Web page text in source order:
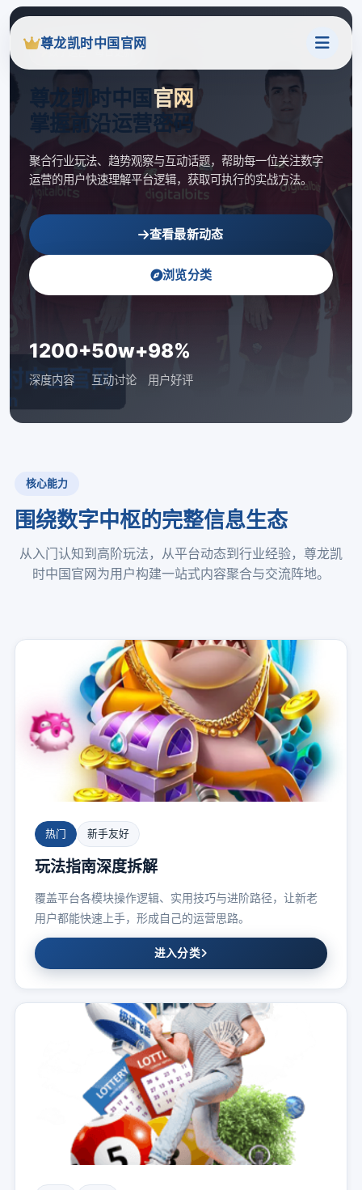
尊龙凯时中国官网
数字运营 · 每日更新
尊龙凯时中国官网
掌握前沿运营密码
聚合行业玩法、趋势观察与互动话题，帮助每一位关注数字
运营的用户快速理解平台逻辑，获取可执行的实战方法。
查看最新动态
浏览分类
1200+
深度内容
50w+
互动讨论
98%
用户好评
核心能力
围绕数字中枢的完整信息生态
从入门认知到高阶玩法，从平台动态到行业经验，尊龙凯
时中国官网为用户构建一站式内容聚合与交流阵地。
热门 新手友好
玩法指南深度拆解
覆盖平台各模块操作逻辑、实用技巧与进阶路径，让新老
用户都能快速上手，形成自己的运营思路。
进入分类